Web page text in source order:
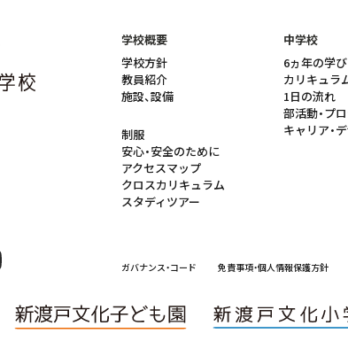
学校概要
学校方針
教員紹介
施設、設備
制服
安心・安全のために
アクセスマップ
クロスカリキュラム
スタディツアー
中学校
6ヵ年の学び
カリキュラ
1日の流れ
部活動・プ
キャリア・
ガバナンス・コード 免責事項・個人情報保護方針